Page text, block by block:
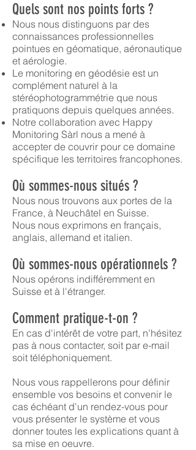
Quels sont nos points forts ?
Nous nous distinguons par des
connaissances professionnelles
pointues en géomatique, aéronautique
et aérologie.
Le monitoring en géodésie est un
complément naturel à la
stéréophotogrammétrie que nous
pratiquons depuis quelques années.
Notre collaboration avec Happy
Monitoring Sàrl nous a mené à
accepter de couvrir pour ce domaine
spécifique les territoires francophones.
Où sommes-nous situés ?
Nous nous trouvons aux portes de la
France, à Neuchâtel en Suisse.
Nous nous exprimons en français,
anglais, allemand et italien.
Où sommes-nous opérationnels ?
Nous opérons indifféremment en
Suisse et à l'étranger.
Comment pratique-t-on ?
En cas d'intérêt de votre part, n'hésitez
pas à nous contacter, soit par e-mail
soit téléphoniquement.
Nous vous rappellerons pour définir
ensemble vos besoins et convenir le
cas échéant d'un rendez-vous pour
vous présenter le système et vous
donner toutes les explications quant à
sa mise en oeuvre.